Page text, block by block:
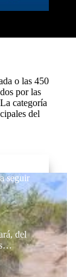
o las 450
por las
categoría
del
seguir
del